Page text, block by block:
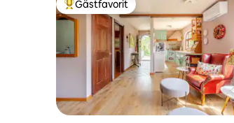
Populär gästfavorit
Gästfavorit